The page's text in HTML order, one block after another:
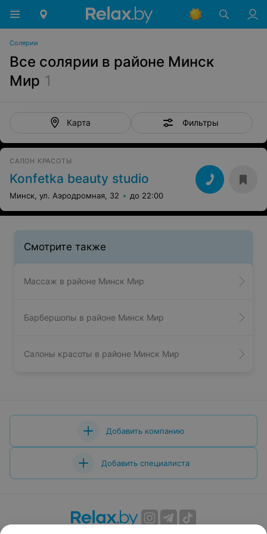
Солярии
Все солярии в районе Минск
Мир 1
Карта Фильтры
САЛОН КРАСОТЫ
Konfetka beauty studio
Минск, ул. Аэродромная, 32 до 22:00
Смотрите также
Массаж в районе Минск Мир
Барбершопы в районе Минск Мир
Салоны красоты в районе Минск Мир
Добавить компанию
Добавить специалиста